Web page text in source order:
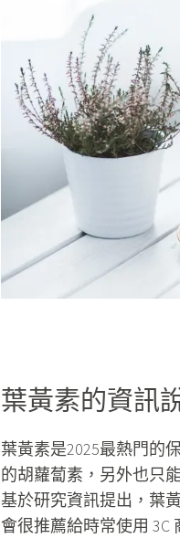
葉黃素的資訊
葉黃素是2025最熱門的
的胡蘿蔔素，另外也只
基於研究資訊提出，葉
會很推薦給時常使用 3C